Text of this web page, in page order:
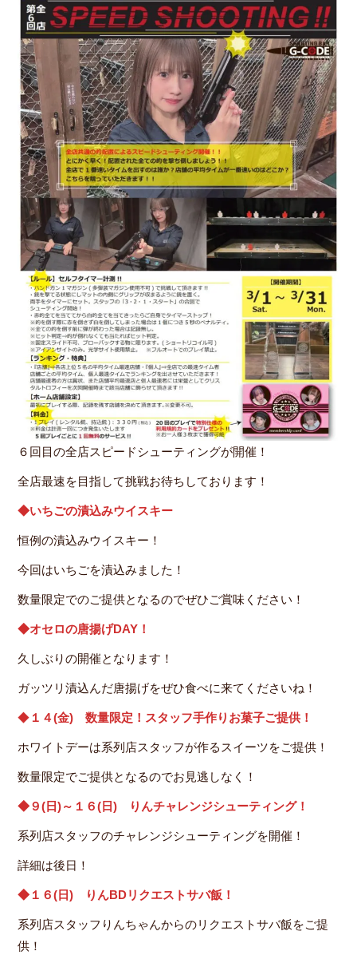
６回目の全店スピードシューティングが開催！
全店最速を目指して挑戦お待ちしております！
◆いちごの漬込みウイスキー
恒例の漬込みウイスキー！
今回はいちごを漬込みました！
数量限定でのご提供となるのでぜひご賞味ください！
◆オセロの唐揚げDAY！
久しぶりの開催となります！
ガッツリ漬込んだ唐揚げをぜひ食べに来てくださいね！
◆ １４(金) 数量限定！スタッフ手作りお菓子ご提供！
ホワイトデーは系列店スタッフが作るスイーツをご提供！
数量限定でご提供となるのでお見逃しなく！
◆９(日)～１６(日) りんチャレンジシューティング！
系列店スタッフのチャレンジシューティングを開催！
詳細は後日！
◆１６(日) りんBDリクエストサバ飯！
系列店スタッフりんちゃんからのリクエストサバ飯をご提
供！